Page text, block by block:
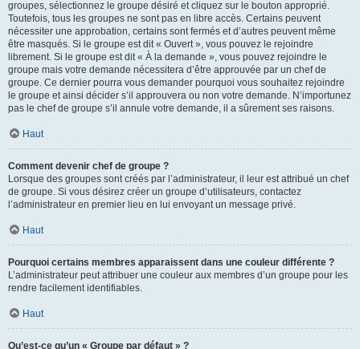
groupes, sélectionnez le groupe désiré et cliquez sur le bouton approprié.
Toutefois, tous les groupes ne sont pas en libre accès. Certains peuvent
nécessiter une approbation, certains sont fermés et d’autres peuvent même
être masqués. Si le groupe est dit « Ouvert », vous pouvez le rejoindre
librement. Si le groupe est dit « À la demande », vous pouvez rejoindre le
groupe mais votre demande nécessitera d’être approuvée par un chef de
groupe. Ce dernier pourra vous demander pourquoi vous souhaitez rejoindre
le groupe et ainsi décider s’il approuvera ou non votre demande. N’importunez
pas le chef de groupe s’il annule votre demande, il a sûrement ses raisons.
Haut
Comment devenir chef de groupe ?
Lorsque des groupes sont créés par l’administrateur, il leur est attribué un chef
de groupe. Si vous désirez créer un groupe d’utilisateurs, contactez
l’administrateur en premier lieu en lui envoyant un message privé.
Haut
Pourquoi certains membres apparaissent dans une couleur différente ?
L’administrateur peut attribuer une couleur aux membres d’un groupe pour les
rendre facilement identifiables.
Haut
Qu’est-ce qu’un « Groupe par défaut » ?